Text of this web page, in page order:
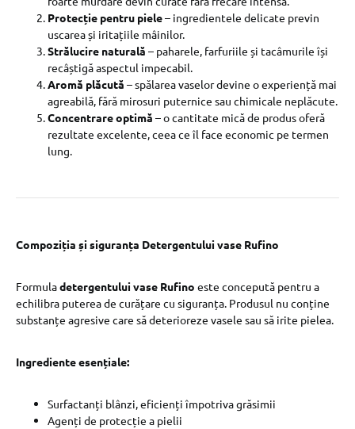
Protecție pentru piele– ingredientele delicate previn
uscarea și iritațiile mâinilor.
Strălucire naturală – paharele, farfuriile și tacâmurile își
recâștigă aspectul impecabil.
Aromă plăcută – spălarea vaselor devine o experiență mai
agreabilă, fără mirosuri puternice sau chimicale neplăcute.
Concentrare optimă – o cantitate mică de produs oferă
rezultate excelente, ceea ce îl face economic pe termen
lung.
Compoziția și siguranța Detergentului vase Rufino
Formuladetergentului vase Rufino este concepută pentru a
echilibra puterea de curățare cu siguranța. Produsul nu conține
substanțe agresive care să deterioreze vasele sau să irite pielea.
Ingrediente esențiale:
Surfactanți blânzi, eficienți împotriva grăsimii
Agenți de protecție a pielii